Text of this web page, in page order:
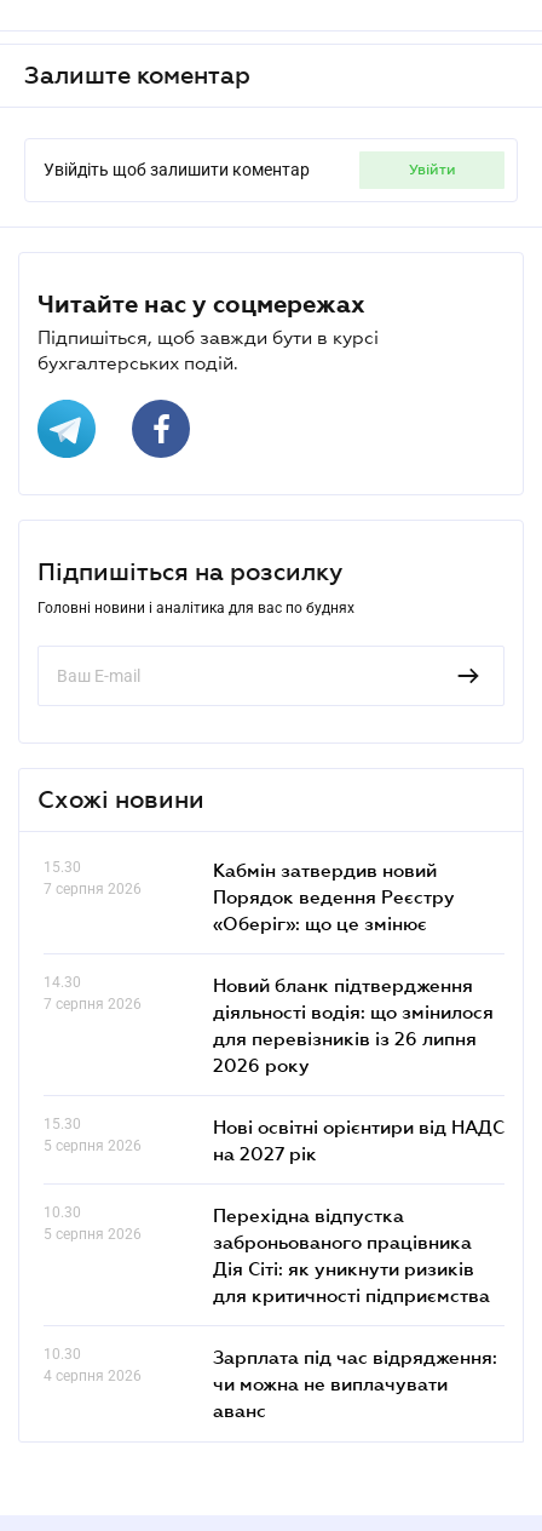
Залиште коментар
Увійдіть щоб залишити коментар увійти
Читайте нас у соцмережах
Підпишіться, щоб завжди бути в курсі
бухгалтерських подій.
Підпишіться на розсилку
Головні новини і аналітика для вас по буднях
Схожі новини
15.30
7 серпня 2026
Кабмін затвердив новий
Порядок ведення Реєстру
«Оберіг»: що це змінює
14.30
7 серпня 2026
Новий бланк підтвердження
діяльності водія: що змінилося
для перевізників із 26 липня
2026 року
15.30
5 серпня 2026
Нові освітні орієнтири від НАДС
на 2027 рік
10.30
5 серпня 2026
Перехідна відпустка
заброньованого працівника
Дія Сіті: як уникнути ризиків
для критичності підприємства
10.30
4 серпня 2026
Зарплата під час відрядження:
чи можна не виплачувати
аванс